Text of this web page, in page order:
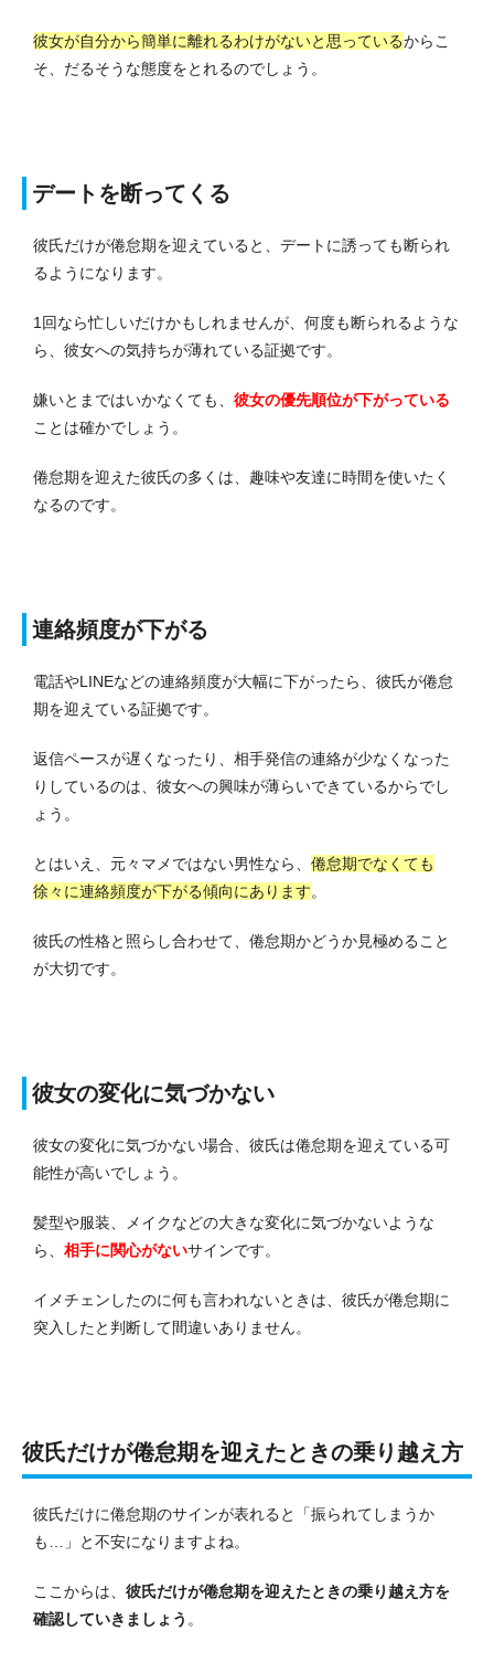
彼女が自分から簡単に離れるわけがないと思っているからこ
そ、だるそうな態度をとれるのでしょう。
デートを断ってくる
彼氏だけが倦怠期を迎えていると、デートに誘っても断られ
るようになります。
1回なら忙しいだけかもしれませんが、何度も断られるような
ら、彼女への気持ちが薄れている証拠です。
嫌いとまではいかなくても、 彼女の優先順位が下がっている
ことは確かでしょう。
倦怠期を迎えた彼氏の多くは、趣味や友達に時間を使いたく
なるのです。
連絡頻度が下がる
電話やLINEなどの連絡頻度が大幅に下がったら、彼氏が倦怠
期を迎えている証拠です。
返信ペースが遅くなったり、相手発信の連絡が少なくなった
りしているのは、彼女への興味が薄らいできているからでし
ょう。
とはいえ、元々マメではない男性なら、 倦怠期でなくても
徐々に連絡頻度が下がる傾向にあります。
彼氏の性格と照らし合わせて、倦怠期かどうか見極めること
が大切です。
彼女の変化に気づかない
彼女の変化に気づかない場合、彼氏は倦怠期を迎えている可
能性が高いでしょう。
髪型や服装、メイクなどの大きな変化に気づかないような
ら、 相手に関心がないサインです。
イメチェンしたのに何も言われないときは、彼氏が倦怠期に
突入したと判断して間違いありません。
彼氏だけが倦怠期を迎えたときの乗り越え方
彼氏だけに倦怠期のサインが表れると「振られてしまうか
も…」と不安になりますよね。
ここからは、 彼氏だけが倦怠期を迎えたときの乗り越え方を
確認していきましょう 。